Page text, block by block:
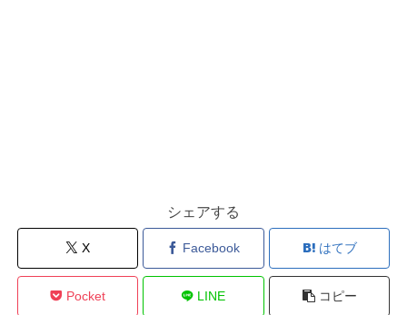
シェアする
X Facebook はてブ
Pocket LINE コピー